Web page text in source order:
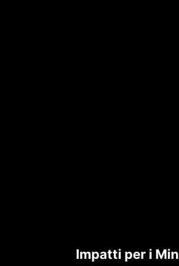
Impatti per i